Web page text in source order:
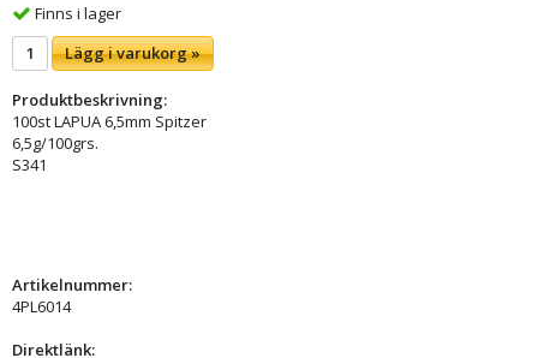
Finns i lager
Lägg i varukorg »
Produktbeskrivning:
100st LAPUA 6,5mm Spitzer
6,5g/100grs.
S341
Artikelnummer:
4PL6014
Direktlänk: